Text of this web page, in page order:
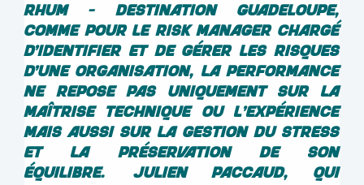
Rhum - Destination Guadeloupe,
comme pour le risk manager chargé
d’identifier et de gérer les risques
d’une organisation, la performance
ne repose pas uniquement sur la
maîtrise technique ou l'expérience
mais aussi sur la gestion du stress
et la préservation de son
équilibre. Julien Paccaud, qui